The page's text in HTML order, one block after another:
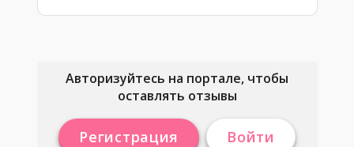
Авторизуйтесь на портале, чтобы
оставлять отзывы
Регистрация Войти